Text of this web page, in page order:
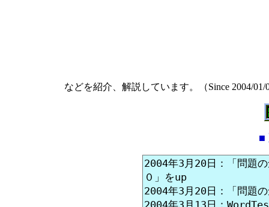
などを紹介、解説しています。（Since 2004/01/
■